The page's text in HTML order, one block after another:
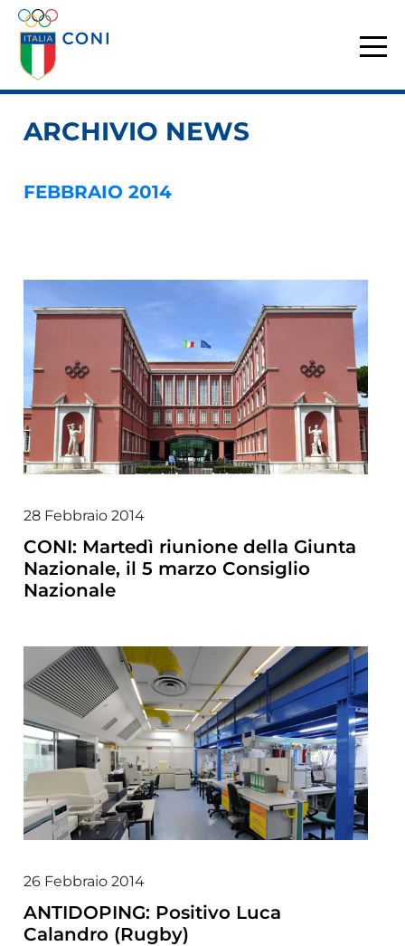
ARCHIVIO NEWS
FEBBRAIO 2014
28 Febbraio 2014
CONI: Martedì riunione della Giunta
Nazionale, il 5 marzo Consiglio
Nazionale
26 Febbraio 2014
ANTIDOPING: Positivo Luca
Calandro (Rugby)